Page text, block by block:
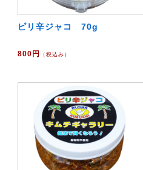
ピリ辛ジャコ 70g
800円 （税込み）